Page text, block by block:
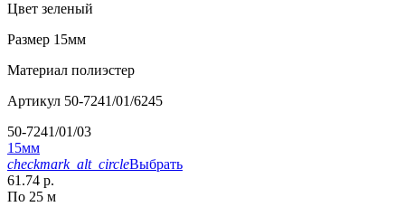
Цвет зеленый
Размер 15мм
Материал полиэстер
Артикул 50-7241/01/6245
50-7241/01/03
15мм
checkmark_alt_circleВыбрать
61.74 р.
По 25 м